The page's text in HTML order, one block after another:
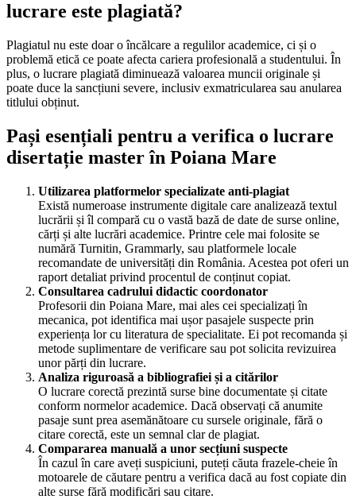
lucrare este plagiată?
Plagiatul nu este doar o încălcare a regulilor academice, ci și o
problemă etică ce poate afecta cariera profesională a studentului. În
plus, o lucrare plagiată diminuează valoarea muncii originale și
poate duce la sancțiuni severe, inclusiv exmatricularea sau anularea
titlului obținut.
Pași esențiali pentru a verifica o lucrare
disertație master în Poiana Mare
Utilizarea platformelor specializate anti-plagiat
Există numeroase instrumente digitale care analizează textul
lucrării și îl compară cu o vastă bază de date de surse online,
cărți și alte lucrări academice. Printre cele mai folosite se
numără Turnitin, Grammarly, sau platformele locale
recomandate de universități din România. Acestea pot oferi un
raport detaliat privind procentul de conținut copiat.
Consultarea cadrului didactic coordonator
Profesorii din Poiana Mare, mai ales cei specializați în
mecanica, pot identifica mai ușor pasajele suspecte prin
experiența lor cu literatura de specialitate. Ei pot recomanda și
metode suplimentare de verificare sau pot solicita revizuirea
unor părți din lucrare.
Analiza riguroasă a bibliografiei și a citărilor
O lucrare corectă prezintă surse bine documentate și citate
conform normelor academice. Dacă observați că anumite
pasaje sunt prea asemănătoare cu sursele originale, fără o
citare corectă, este un semnal clar de plagiat.
Compararea manuală a unor secțiuni suspecte
În cazul în care aveți suspiciuni, puteți căuta frazele-cheie în
motoarele de căutare pentru a verifica dacă au fost copiate din
alte surse fără modificări sau citare.